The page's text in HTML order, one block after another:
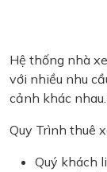
Hệ thống nhà
với nhiều nhu
cảnh khác nhau.
Quy Trình thuê
Quý khách